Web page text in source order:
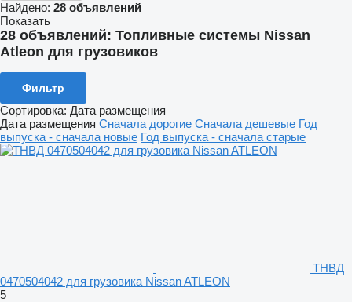
Найдено: 28 объявлений
Показать
28 объявлений: Топливные системы Nissan
Atleon для грузовиков
Фильтр
Сортировка: Дата размещения
Дата размещения Сначала дорогие Сначала дешевые Год
выпуска - сначала новые Год выпуска - сначала старые
ТНВД
0470504042 для грузовика Nissan ATLEON
5